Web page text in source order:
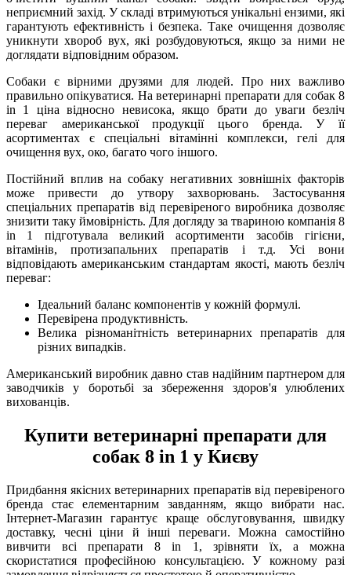
неприємний захід. У складі втримуються унікальні ензими, які
гарантують ефективність і безпека. Таке очищення дозволяє
уникнути хвороб вух, які розбудовуються, якщо за ними не
доглядати відповідним образом.
Собаки є вірними друзями для людей. Про них важливо
правильно опікуватися. На ветеринарні препарати для собак 8
in 1 ціна відносно невисока, якщо брати до уваги безліч
переваг американської продукції цього бренда. У її
асортиментах є спеціальні вітамінні комплекси, гелі для
очищення вух, око, багато чого іншого.
Постійний вплив на собаку негативних зовнішніх факторів
може привести до утвору захворювань. Застосування
спеціальних препаратів від перевіреного виробника дозволяє
знизити таку ймовірність. Для догляду за твариною компанія 8
in 1 підготувала великий асортименти засобів гігієни,
вітамінів, протизапальних препаратів і т.д. Усі вони
відповідають американським стандартам якості, мають безліч
переваг:
Ідеальний баланс компонентів у кожній формулі.
Перевірена продуктивність.
Велика різноманітність ветеринарних препаратів для
різних випадків.
Американський виробник давно став надійним партнером для
заводчиків у боротьбі за збереження здоров'я улюблених
вихованців.
Купити ветеринарні препарати для
собак 8 in 1 у Києву
Придбання якісних ветеринарних препаратів від перевіреного
бренда стає елементарним завданням, якщо вибрати нас.
Інтернет-Магазин гарантує краще обслуговування, швидку
доставку, чесні ціни й інші переваги. Можна самостійно
вивчити всі препарати 8 in 1, зрівняти їх, а можна
скористатися професійною консультацією. У кожному разі